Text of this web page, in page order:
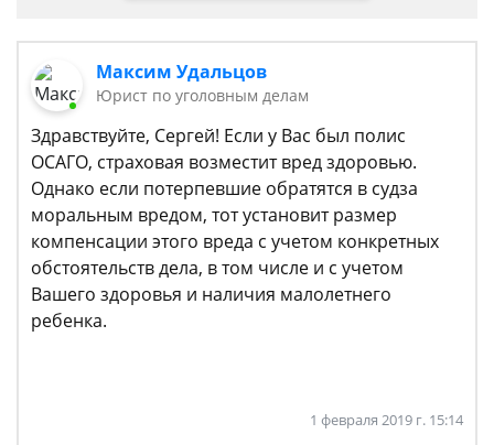
Максим Удальцов
Юрист по уголовным делам
Здравствуйте, Сергей! Если у Вас был полис
ОСАГО, страховая возместит вред здоровью.
Однако если потерпевшие обратятся в судза
моральным вредом, тот установит размер
компенсации этого вреда с учетом конкретных
обстоятельств дела, в том числе и с учетом
Вашего здоровья и наличия малолетнего
ребенка.
1 февраля 2019 г. 15:14